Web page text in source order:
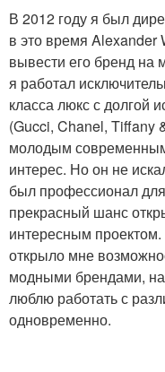
В 2012 году я был
в это время Alexander
вывести его бренд
я работал
класса люкс с долгой
(Gucci, Chanel, Tiffany
молодым
интерес. Но он не
был профессионал
прекрасный шанс
интересным
открыло мне
модными брендами,
люблю работать с
одновременно.